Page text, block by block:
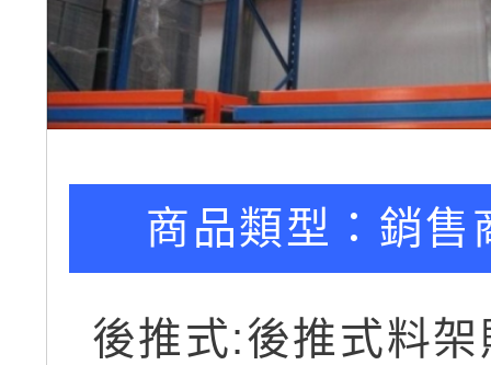
商品類型： 銷售
後推式:後推式料